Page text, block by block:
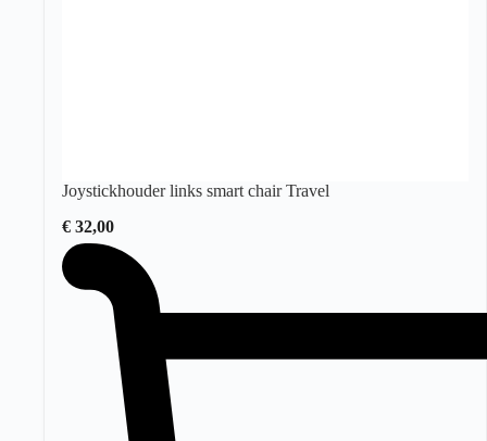
Joystickhouder links smart chair Travel
€ 32,00